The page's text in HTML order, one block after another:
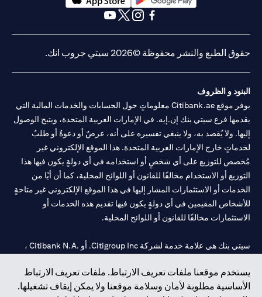
يستخدم موقعنا ملفات تعريف الارتباط. ملفات تعريف الارتباط
الأساسية مطلوبة لأمان وسلامة موقعنا ولا يمكن إيقاف تشغيلها.
(opens in a new tab)
حقوق الطبع والنشر محفوظة ©2026 سيتي جروب انك.
البنود و الظروف
يوفر موقع Citibank.ae معلوماتٍ حول الحسابات والخدمات المالية التي
يقدمها فرع سيتي بنك إن.إيه. في الإمارات العربية المتحدة، ويتيح الوصول
إليها. ولا يُقصد به، ولا ينبغي تفسيره على أنه، عرضٌ أو دعوةٌ أو طلبٌ
لخدماتٍ خارج الإمارات العربية المتحدة. هذا الموقع الإلكتروني غير
مُخصص للتوزيع على أي شخصٍ أو استخدامه في أي دولةٍ يكون فيها هذا
التوزيع أو الاستخدام مخالفًا للقانون أو اللوائح المحلية، كما أن أيًا من
الخدمات أو الاستثمارات المشار إليها في هذا الموقع الإلكتروني غير متاحةٍ
للأشخاص المقيمين في أي دولةٍ يكون فيها تقديم هذه الخدمات أو
الاستثمارات مخالفًا للقانون أو اللوائح المحلية.
سيتي بنك هي علامة خدمة لشركة Citigroup Inc. أو .Citibank N.A ،
سيتي بنك إن. إيه. الإمارات مسجل لدى مصرف الإمارات المركزي تحت